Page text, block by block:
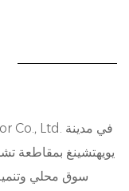
البناء
موصلاتنا
يويهتشينغ بمقاطعة
سوق محلي